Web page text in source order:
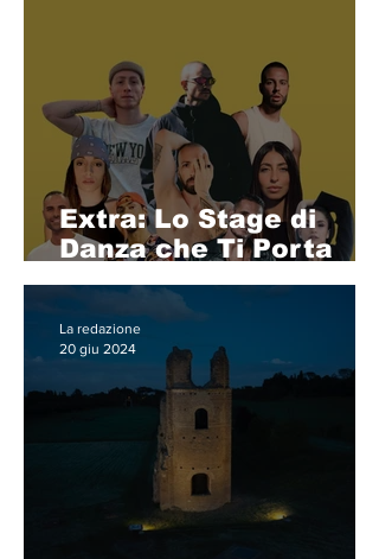
Extra: Lo Stage di
Danza che Ti Porta
oltre i Confini della
Passione!
La redazione
20 giu 2024